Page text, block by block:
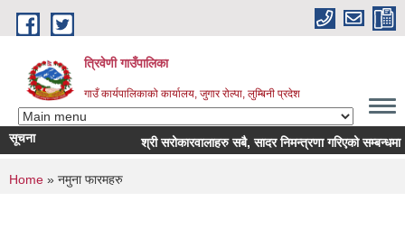
Skip to main content
त्रिवेणी गाउँपालिका
गाउँ कार्यपालिकाको कार्यालय, जुगार रोल्पा, लुम्बिनी प्रदेश
सूचना श्री सरोकारवालाहरु सबै, सादर निमन्त्रणा गरिएको सम्बन्धमा ।
You are here
Home » नमुना फारमहरु